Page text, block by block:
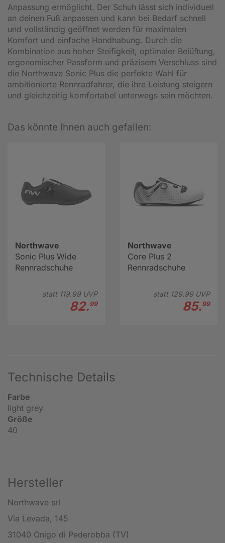
Anpassung ermöglicht. Der Schuh lässt sich individuell
an deinen Fuß anpassen und kann bei Bedarf schnell
und vollständig geöffnet werden für maximalen
Komfort und einfache Handhabung. Durch die
Kombination aus hoher Steifigkeit, optimaler Belüftung,
ergonomischer Passform und präzisem Verschluss sind
die Northwave Sonic Plus die perfekte Wahl für
ambitionierte Rennradfahrer, die ihre Leistung steigern
und gleichzeitig komfortabel unterwegs sein möchten.
Das könnte Ihnen auch gefallen:
Northwave
Sonic Plus Wide
Rennradschuhe
statt 119.99UVP
82.99
Northwave
Core Plus 2
Rennradschuhe
statt 129.99UVP
85.99
Technische Details
Farbe
light grey
Größe
40
Hersteller
Northwave srl
Via Levada, 145
31040 Onigo di Pederobba (TV)